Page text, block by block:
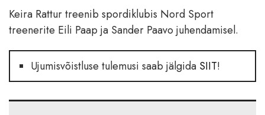
Keira Rattur treenib spordiklubis Nord Sport
treenerite Eili Paap ja Sander Paavo juhendamisel.
Ujumisvõistluse tulemusi saab jälgida SIIT!